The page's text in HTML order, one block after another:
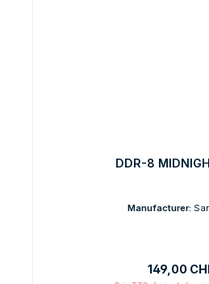
DDR-8
Manufacturer:
Prix
149,00